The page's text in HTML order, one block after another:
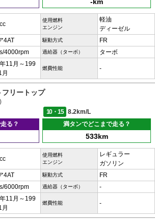
使用燃料
エンジン
軽油
ディーゼル
4AT 駆動方式 FR
4000rpm 過給器（ターボ） ターボ
11月～199
燃費性能 -
リートップ
10・15
8.2km/L
る？
満タンでどこまで走る？
533km
使用燃料
エンジン
レギュラー
ガソリン
4AT 駆動方式 FR
6000rpm 過給器（ターボ） -
11月～199
燃費性能 -